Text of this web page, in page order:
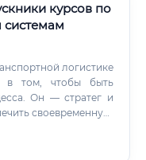
курсов по
системам
логистике
в том, чтобы быть
Он — стратег и
своевременную,
где есть